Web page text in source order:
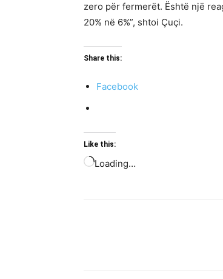
zero për fermerët. Është një
20% në 6%”, shtoi Çuçi.
Share this:
Facebook
Like this:
Loading…